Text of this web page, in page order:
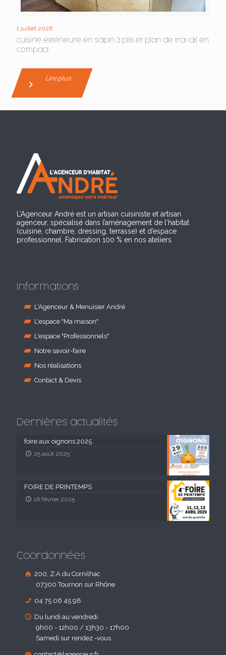
1 juillet 2026
cuisine extérieure en sapin 3 plis et plan de travail en
compact
Lire plus
L’Agenceur André est un artisan cuisiniste et artisan
agenceur, spécialisé dans l’aménagement de l'habitat
(cuisine, chambre, dressing, terrasse) et d’espace
professionnel. Fabrication 100 % en nos ateliers.
Informations
L'Agenceur & Menuisier André
L'espace "Ma maison"
L'espace "Professionnels"
Notre savoir-faire
Nos réalisations
Contact & Devis
Dernières actualités
foire aux oignons 2025
25 août 2025
FOIRE DE PRINTEMPS
16 février 2025
Coordonnées
200, Z.A du Cornilhac
07300 Tournon sur Rhône
04 75 06 45 98
Du lundi au vendredi
9h00 - 12h00 / 13h30 - 17h00
Samedi sur rendez -vous